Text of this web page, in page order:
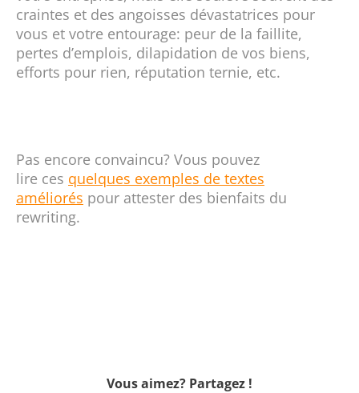
craintes et des angoisses dévastatrices pour
vous et votre entourage: peur de la faillite,
pertes d’emplois, dilapidation de vos biens,
efforts pour rien, réputation ternie, etc.
Pas encore convaincu? Vous pouvez
lire ces quelques exemples de textes
améliorés pour attester des bienfaits du
rewriting.
Vous aimez? Partagez !